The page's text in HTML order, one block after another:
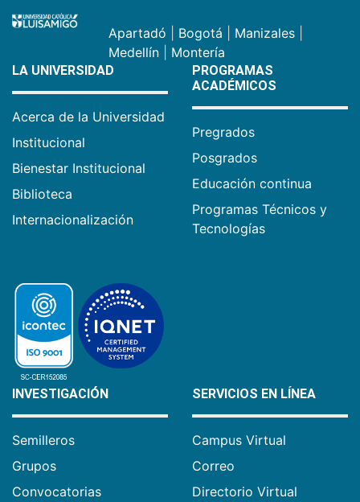
Apartadó Bogotá Manizales
Medellín
Montería
LA UNIVERSIDAD
Acerca de la Universidad
Institucional
Bienestar Institucional
Biblioteca
Internacionalización
PROGRAMAS
ACADÉMICOS
Pregrados
Posgrados
Educación continua
Programas Técnicos y
Tecnologías
INVESTIGACIÓN
Semilleros
Grupos
Convocatorias
SERVICIOS EN LÍNEA
Campus Virtual
Correo
Directorio Virtual